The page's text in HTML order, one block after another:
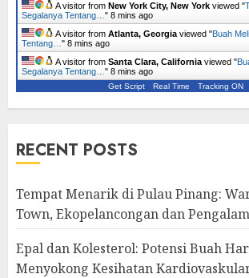
A visitor from New York City, New York viewed "
Segalanya Tentang… " 8 mins ago
A visitor from Atlanta, Georgia viewed "Buah
Tentang… " 8 mins ago
A visitor from Santa Clara, California viewed "
Segalanya Tentang… " 8 mins ago
Get Script Real Time Tracking ON
RECENT POSTS
Tempat Menarik di Pulau Pinang:
Town, Ekopelancongan dan
Epal dan Kolesterol: Potensi Buah
Menyokong Kesihatan